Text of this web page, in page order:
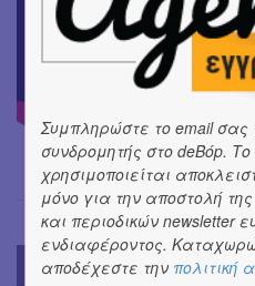
TODAY'S EVENTS
Συμπληρώστε το email σας
συνδρομητής στο deBόp.
χρησιμοποιείται
μόνο για την αποστολή
και περιοδικών newsletter
ενδιαφέροντος.
αποδέχεστε την πολιτική